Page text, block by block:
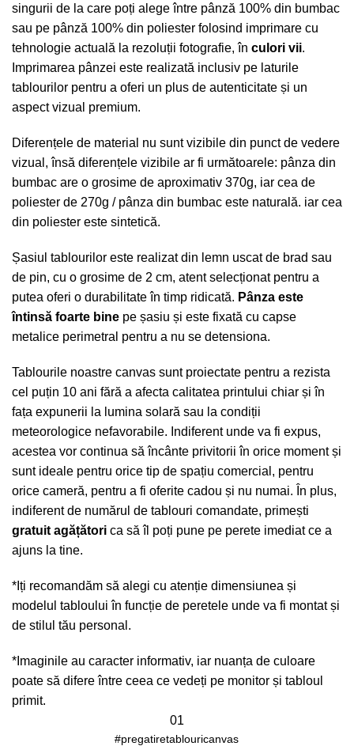
singurii de la care poți alege între pânză 100% din bumbac
sau pe pânză 100% din poliester folosind imprimare cu
tehnologie actuală la rezoluții fotografie, în culori vii.
Imprimarea pânzei este realizată inclusiv pe laturile
tablourilor pentru a oferi un plus de autenticitate și un
aspect vizual premium.
Diferențele de material nu sunt vizibile din punct de vedere
vizual, însă diferențele vizibile ar fi următoarele: pânza din
bumbac are o grosime de aproximativ 370g, iar cea de
poliester de 270g / pânza din bumbac este naturală. iar cea
din poliester este sintetică.
Șasiul tablourilor este realizat din lemn uscat de brad sau
de pin, cu o grosime de 2 cm, atent selecționat pentru a
putea oferi o durabilitate în timp ridicată. Pânza este
întinsă foarte bine pe șasiu și este fixată cu capse
metalice perimetral pentru a nu se detensiona.
Tablourile noastre canvas sunt proiectate pentru a rezista
cel puțin 10 ani fără a afecta calitatea printului chiar și în
fața expunerii la lumina solară sau la condiții
meteorologice nefavorabile. Indiferent unde va fi expus,
acestea vor continua să încânte privitorii în orice moment și
sunt ideale pentru orice tip de spațiu comercial, pentru
orice cameră, pentru a fi oferite cadou și nu numai. În plus,
indiferent de numărul de tablouri comandate, primești
gratuit agățători ca să îl poți pune pe perete imediat ce a
ajuns la tine.
*Iți recomandăm să alegi cu atenție dimensiunea și
modelul tabloului în funcție de peretele unde va fi montat și
de stilul tău personal.
*Imaginile au caracter informativ, iar nuanța de culoare
poate să difere între ceea ce vedeți pe monitor și tabloul
primit.
01
#pregatiretablouricanvas